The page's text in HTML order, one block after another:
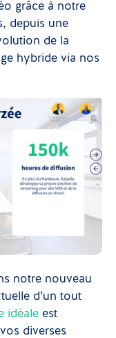
grâce à notre
depuis une
de la
hybride via nos
notre nouveau
d’un tout
idéale est
diverses